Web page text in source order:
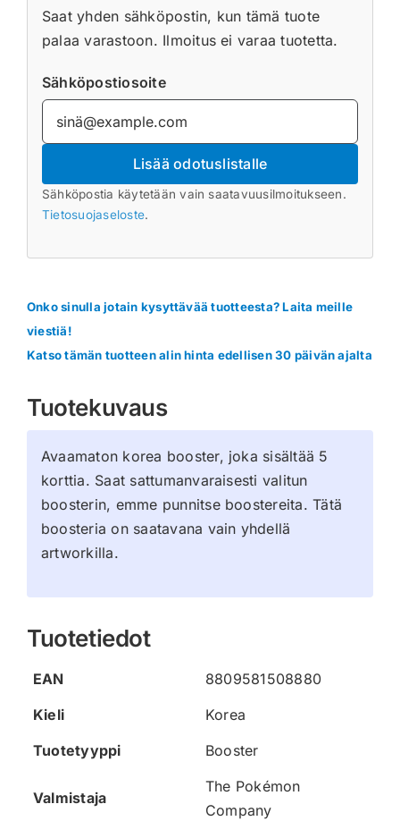
Saat yhden sähköpostin, kun tämä tuote
palaa varastoon. Ilmoitus ei varaa tuotetta.
Sähköpostiosoite
Lisää odotuslistalle
Sähköpostia käytetään vain saatavuusilmoitukseen.
Tietosuojaseloste.
Onko sinulla jotain kysyttävää tuotteesta? Laita meille
viestiä!
Katso tämän tuotteen alin hinta edellisen 30 päivän ajalta
Tuotekuvaus
Avaamaton korea booster, joka sisältää 5
korttia. Saat sattumanvaraisesti valitun
boosterin, emme punnitse boostereita. Tätä
boosteria on saatavana vain yhdellä
artworkilla.
Tuotetiedot
EAN
8809581508880
Kieli
Korea
Tuotetyyppi
Booster
Valmistaja
The Pokémon
Company